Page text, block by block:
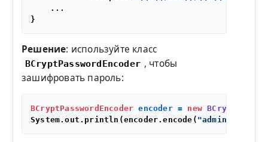
    ...
Решение: используйте класс
BCryptPasswordEncoder , чтобы
зашифровать пароль:
BCryptPasswordEncoder encoder = new
System.out.println(encoder.encode( "admin"